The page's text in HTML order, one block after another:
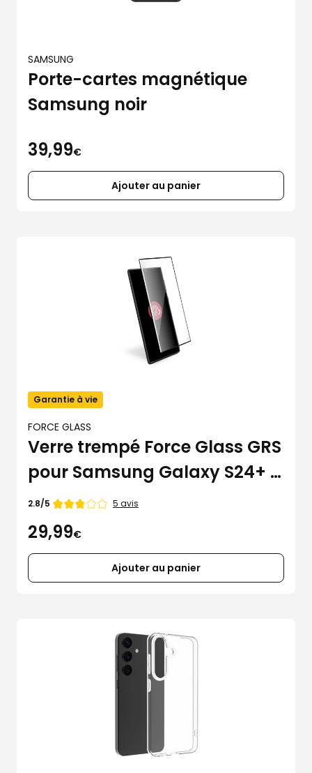
SAMSUNG
Porte-cartes magnétique
Samsung noir
39,99€
Ajouter au panier
Garantie à vie
FORCE GLASS
Verre trempé Force Glass GRS
pour Samsung Galaxy S24+ /
S25+
Note
2.8/5 5 avis
29,99€
Ajouter au panier